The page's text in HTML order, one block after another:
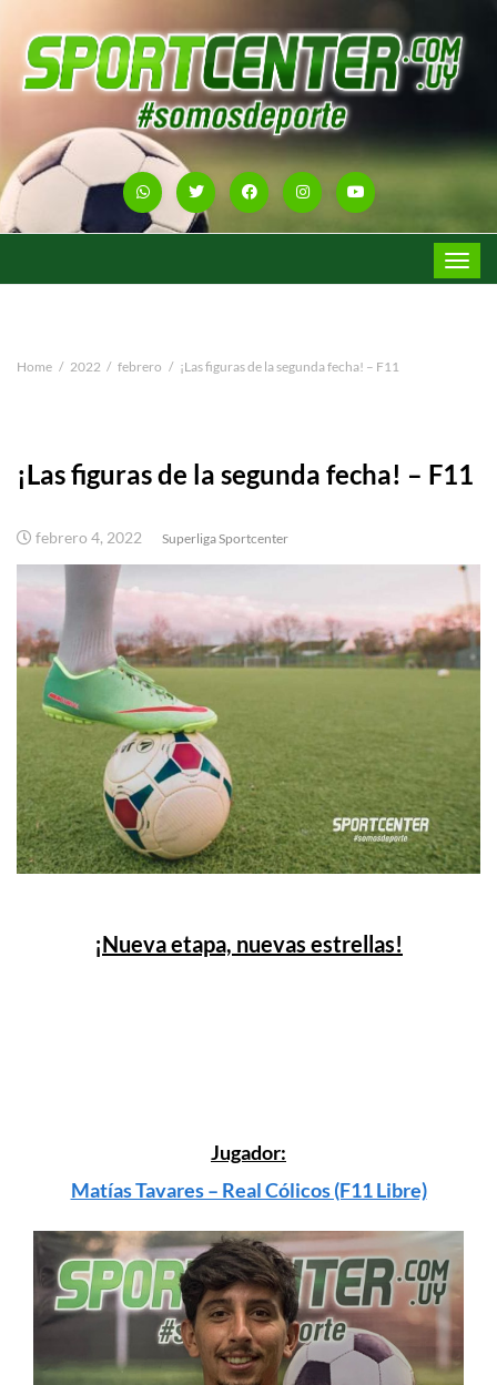
Toggle
Home 2022 febrero ¡Las figuras de la segunda fecha! – F11
¡Las figuras de la segunda fecha! – F11
febrero 4, 2022 Superliga Sportcenter
¡Nueva etapa, nuevas estrellas!
Jugador:
Matías Tavares – Real Cólicos (F11 Libre)